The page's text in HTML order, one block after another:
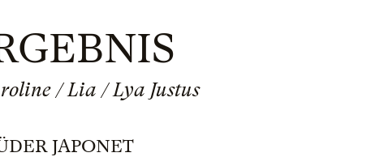
/ Lia / Lya Justus
JAPONET